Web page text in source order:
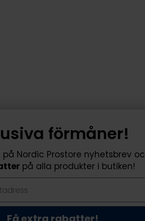
förmåner!
på Nordic Prostore nyhetsbrev
på alla produkter i butiken!